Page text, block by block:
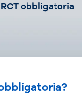
obbligatoria